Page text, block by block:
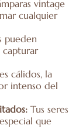
vintage
cualquier
pueden
capturar
cálidos, la
intenso del
Tus seres
que